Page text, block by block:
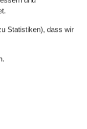
Statistiken), dass wir